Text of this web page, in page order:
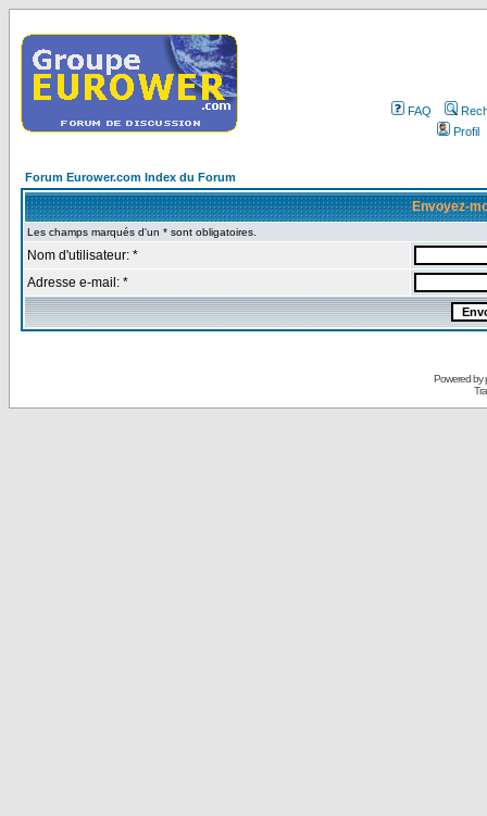
FAQ
Profil
Forum Eurower.com Index du Forum
Envoyez-
Les champs marqués d'un * sont obligatoires.
Nom d'utilisateur: *
Adresse e-mail: *
Powered by